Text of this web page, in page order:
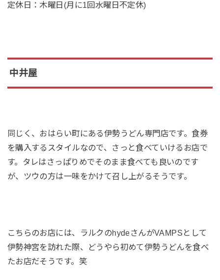
定休日：木曜日(月に1回水曜日不定休)
中井屋
同じく、おはらい町にある伊勢うどん専門店です。食券
を購入するスタイルなので、さっと食べていけるお店で
す。タレはさっぱりめでそのまま食べても良いのです
が、ツウの方は一味をかけて召し上がるそうです。
こちらのお店には、ラルクのhydeさんがVAMPSとして
伊勢神宮を訪れた際、どうやら初めて伊勢うどんを食べ
たお店だそうです。笑